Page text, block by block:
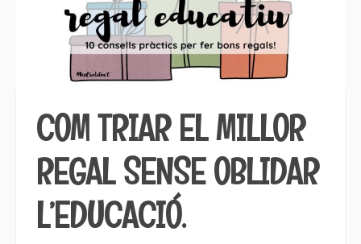
COM TRIAR EL MILLOR
REGAL SENSE OBLIDAR
L’EDUCACIÓ.